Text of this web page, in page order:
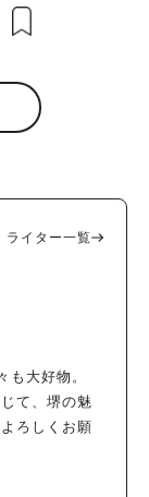
ライター一覧
も大好物。
て、堺の魅
ろしくお願